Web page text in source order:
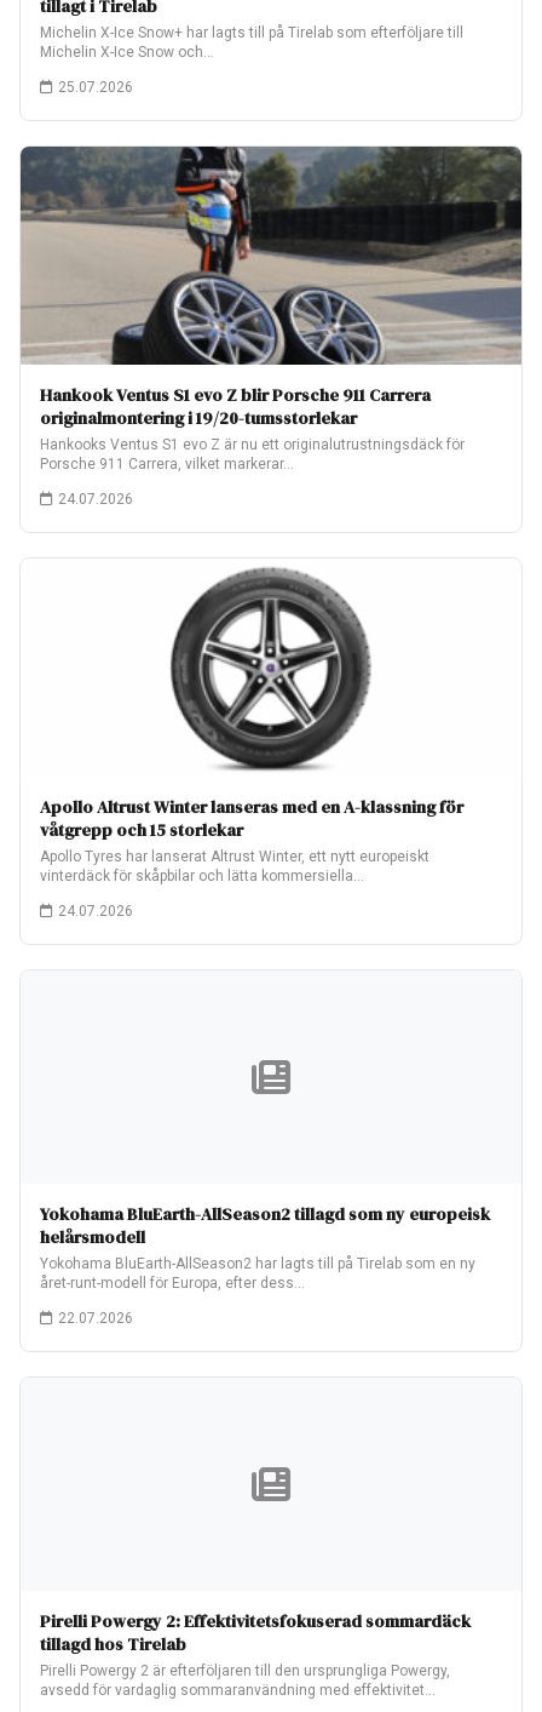
tillagt i Tirelab
Michelin X-Ice Snow+ har lagts till på Tirelab som efterföljare till
Michelin X-Ice Snow och…
25.07.2026
Hankook Ventus S1 evo Z blir Porsche 911 Carrera
originalmontering i 19/20-tumsstorlekar
Hankooks Ventus S1 evo Z är nu ett originalutrustningsdäck för
Porsche 911 Carrera, vilket markerar…
24.07.2026
Apollo Altrust Winter lanseras med en A-klassning för
våtgrepp och 15 storlekar
Apollo Tyres har lanserat Altrust Winter, ett nytt europeiskt
vinterdäck för skåpbilar och lätta kommersiella…
24.07.2026
Yokohama BluEarth-AllSeason2 tillagd som ny europeisk
helårsmodell
Yokohama BluEarth-AllSeason2 har lagts till på Tirelab som en ny
året-runt-modell för Europa, efter dess…
22.07.2026
Pirelli Powergy 2: Effektivitetsfokuserad sommardäck
tillagd hos Tirelab
Pirelli Powergy 2 är efterföljaren till den ursprungliga Powergy,
avsedd för vardaglig sommaranvändning med effektivitet…